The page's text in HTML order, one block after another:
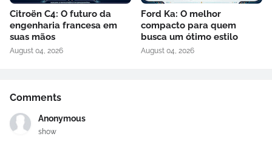
Citroën C4: O futuro da
engenharia francesa em
suas mãos
August 04, 2026
Ford Ka: O melhor
compacto para quem
busca um ótimo estilo
August 04, 2026
Comments
Anonymous
show